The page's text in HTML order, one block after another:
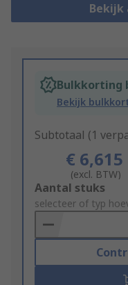
Bekijk
Bulkkorting
Bekijk
Subtotaal (1
€ 6,615
(excl. BTW)
Add
to
Basket
Aantal stuks
selecteer of typ